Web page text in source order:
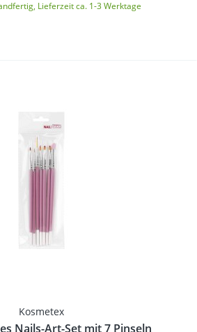
Lieferzeit ca. 1-3 Werktage
Kosmetex
Nails-Art-Set mit 7 Pinseln